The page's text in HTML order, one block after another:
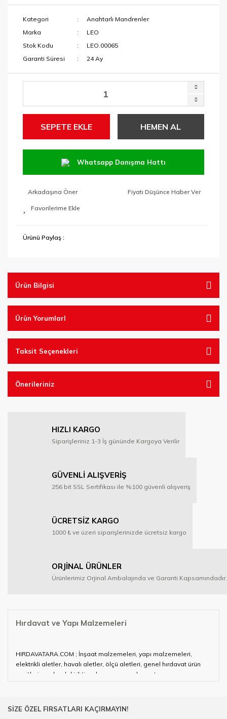
Kategori
Anahtarlı Mandrenler
Marka
LEO
Stok Kodu
LEO.00065
Garanti Süresi
24 Ay
SEPETE EKLE HEMEN AL
Whatsapp Danışma Hattı
Arkadaşına Öner Fiyatı Düşünce Haber Ver
Ürünü Paylaş :
Ürün Bilgisi
Ürün YorumlarI
Taksit Seçenekleri
Önerileriniz
HIZLI KARGO
Siparişleriniz 1-3 İş gününde Kargoya Verilir
GÜVENLİ ALIŞVERİŞ
256 bit SSL Sertifikası ile %100 güvenli alışveriş
ÜCRETSİZ KARGO
1000 ₺ ve üzeri siparişlerinizde ücretsiz kargo
ORJİNAL ÜRÜNLER
Ürünlerimiz Orjinal Ambalajında ve Garanti Kapsamındadır.
Hırdavat ve Yapı Malzemeleri
HIRDAVATARA.COM ; İnşaat malzemeleri, yapı malzemeleri,
elektrikli aletler, havalı aletler, ölçü aletleri, genel hırdavat ürün
çeşitleri ve alandaki ihtiyaçlarınızın neredeyse tamamını
çalışan HIRDAVATARA.COM geniş ürün yelpazesi ile siz değerli
SİZE ÖZEL FIRSATLARI KAÇIRMAYIN!